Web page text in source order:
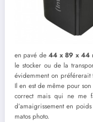
en pavé de44 x 89 x 44
le stocker ou de la
évidemment on préférerait
Il en est de même pour
correct mais qui ne me
d’amaigrissement en
matos photo.